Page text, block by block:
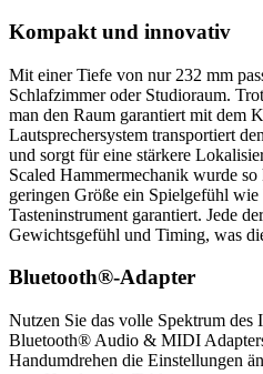
Kompakt und innovativ
Mit einer Tiefe von nur 232 mm
Schlafzimmer oder Studioraum.
man den Raum garantiert mit dem
Lautsprechersystem transportiert
und sorgt für eine stärkere
Scaled Hammermechanik wurde
geringen Größe ein Spielgefühl wie
Tasteninstrument garantiert. Jede
Gewichtsgefühl und Timing, was
Bluetooth®-Adapter
Nutzen Sie das volle Spektrum des
Bluetooth® Audio & MIDI
Handumdrehen die Einstellungen